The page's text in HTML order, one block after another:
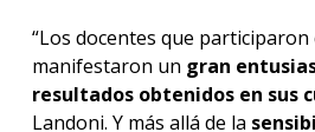
“Los docentes que
manifestaron un gran
resultados obtenidos en sus
Landoni. Y más allá de la